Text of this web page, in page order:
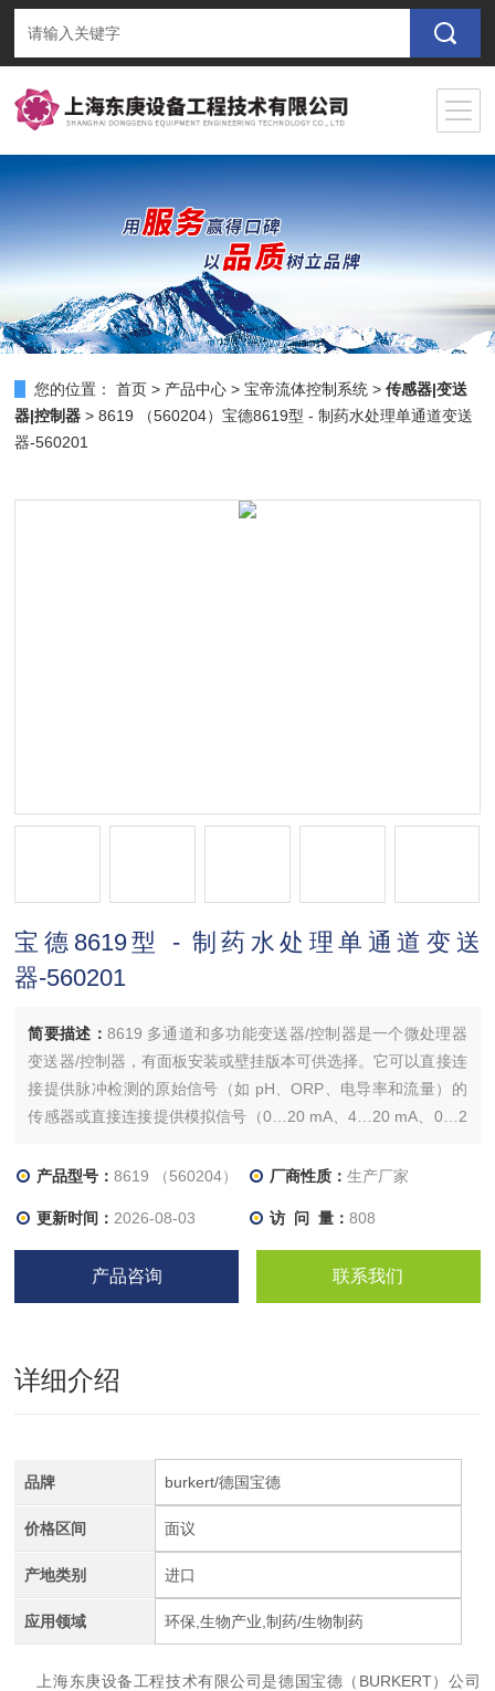
您的位置： 首页 > 产品中心 >宝帝流体控制系统 >传感器|变送
器|控制器 > 8619 （560204）宝德8619型 - 制药水处理单通道变送
器-560201
宝德8619型 - 制药水处理单通道变送
器-560201
简要描述： 8619 多通道和多功能变送器/控制器是一个微处理器
变送器/控制器，有面板安装或壁挂版本可供选择。它可以直接连
接提供脉冲检测的原始信号（如 pH、ORP、电导率和流量）的
传感器或直接连接提供模拟信号（0…20 mA、4…20 mA、0…2
产品型号：8619 （560204） 厂商性质： 生产厂家
更新时间： 2026-08-03 访 问 量： 808
产品咨询 联系我们
详细介绍
品牌 burkert/德国宝德
价格区间 面议
产地类别 进口
应用领域 环保,生物产业,制药/生物制药
上海东庚设备工程技术有限公司是德国宝德（BURKERT）公司